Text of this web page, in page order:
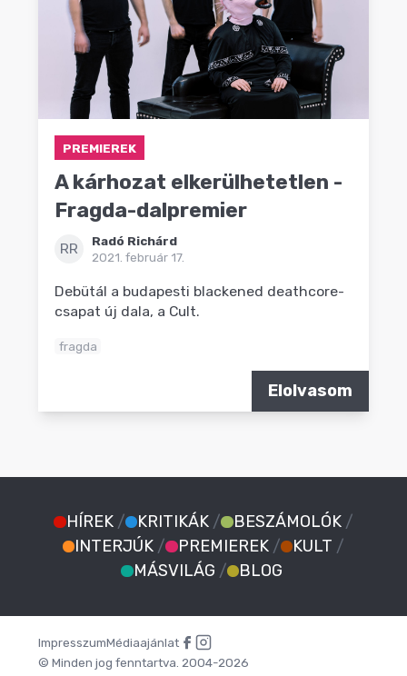
PREMIEREK
A kárhozat elkerülhetetlen -
Fragda-dalpremier
RR
Radó Richárd
2021. február 17.
Debütál a budapesti blackened deathcore-
csapat új dala, a Cult.
fragda
Elolvasom
HÍREK / KRITIKÁK / BESZÁMOLÓK /
INTERJÚK / PREMIEREK / KULT /
MÁSVILÁG / BLOG
ImpresszumMédiaajánlat
© Minden jog fenntartva. 2004-2026